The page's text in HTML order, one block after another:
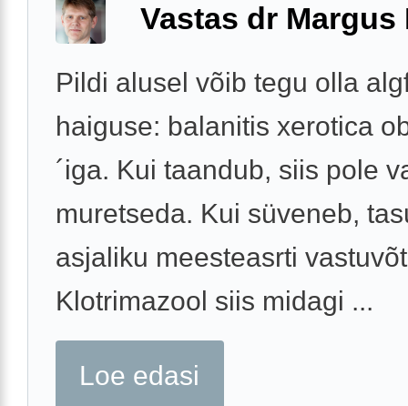
Vastas dr Margus
Pildi alusel võib tegu olla
haiguse: balanitis xerotica
´iga. Kui taandub, siis pole
muretseda. Kui süveneb,
asjaliku meesteasrti
Klotrimazool siis midagi ...
Loe edasi